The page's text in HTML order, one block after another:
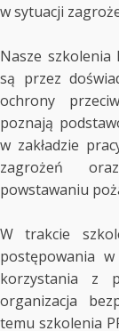
w sytuacji
Nasze szkolenia
są przez
ochrony
poznają
w zakładzie
zagrożeń
powstawaniu
W trakcie
postępowania
korzystania z
organizacja
temu szkolenia